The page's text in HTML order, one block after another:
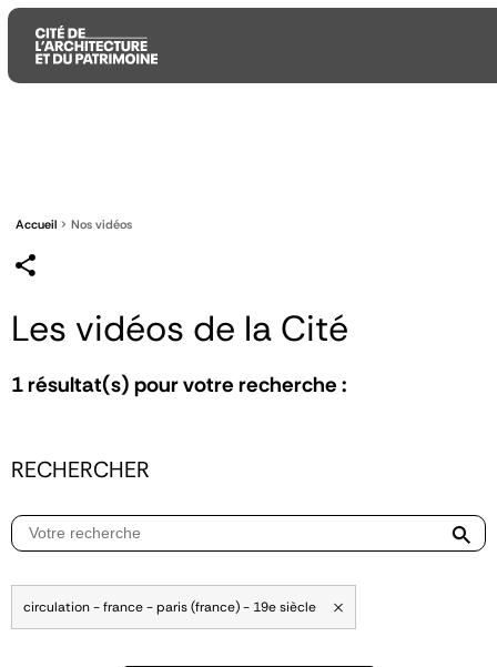
principal
principal
recherche
Accueil Nos vidéos
Les vidéos de la Cité
1résultat(s) pour votre recherche :
RECHERCHER
circulation - france - paris (france) - 19e siècle